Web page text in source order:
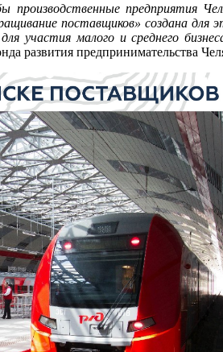
предприятия
поставщиков» создана для
участия малого и среднего
развития предпринимательства